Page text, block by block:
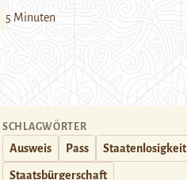
5 Minuten
SCHLAGWÖRTER
Ausweis Pass Staatenlosigkeit
Staatsbürgerschaft